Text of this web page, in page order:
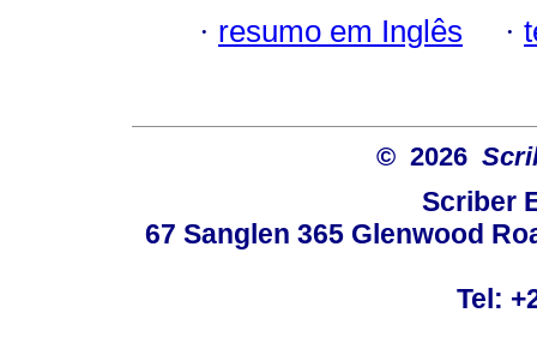
· resumo em Inglês ·
© 2026
Scriber
67 Sanglen 365 Glenwood
Tel: